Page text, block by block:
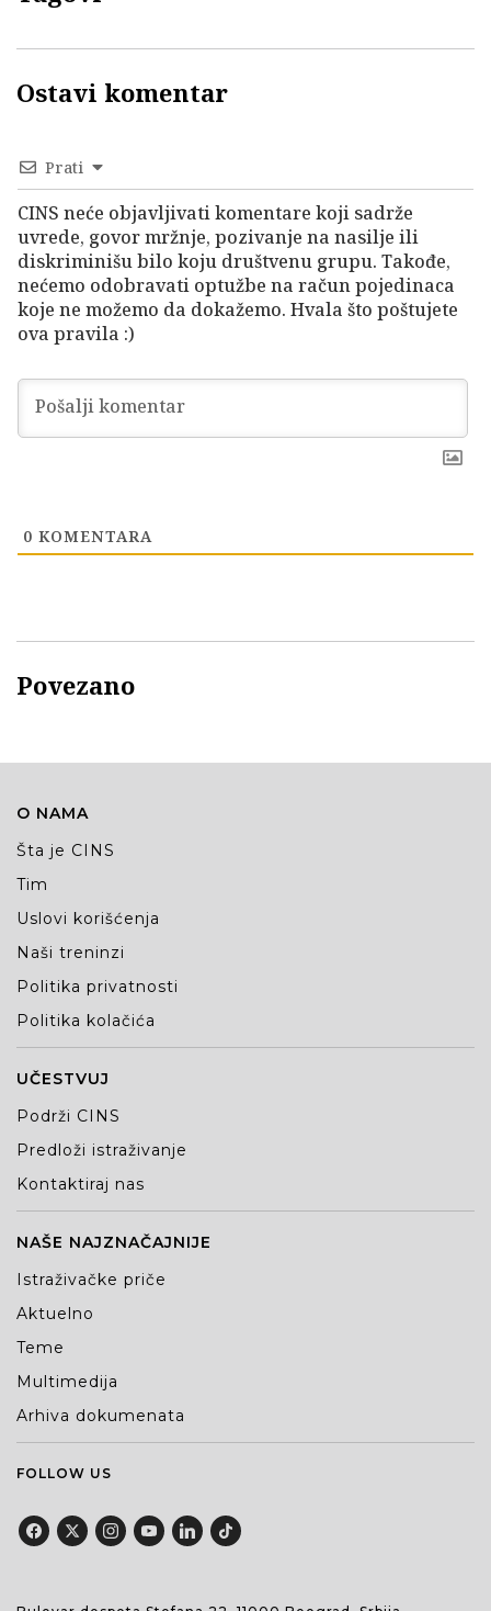
Ostavi komentar
Prati
CINS neće objavljivati komentare koji sadrže
uvrede, govor mržnje, pozivanje na nasilje ili
diskriminišu bilo koju društvenu grupu. Takođe,
nećemo odobravati optužbe na račun pojedinaca
koje ne možemo da dokažemo. Hvala što poštujete
ova pravila :)
0 KOMENTARA
Povezano
O NAMA
Šta je CINS
Tim
Uslovi korišćenja
Naši treninzi
Politika privatnosti
Politika kolačića
UČESTVUJ
Podrži CINS
Predloži istraživanje
Kontaktiraj nas
NAŠE NAJZNAČAJNIJE
Istraživačke priče
Aktuelno
Teme
Multimedija
Arhiva dokumenata
FOLLOW US